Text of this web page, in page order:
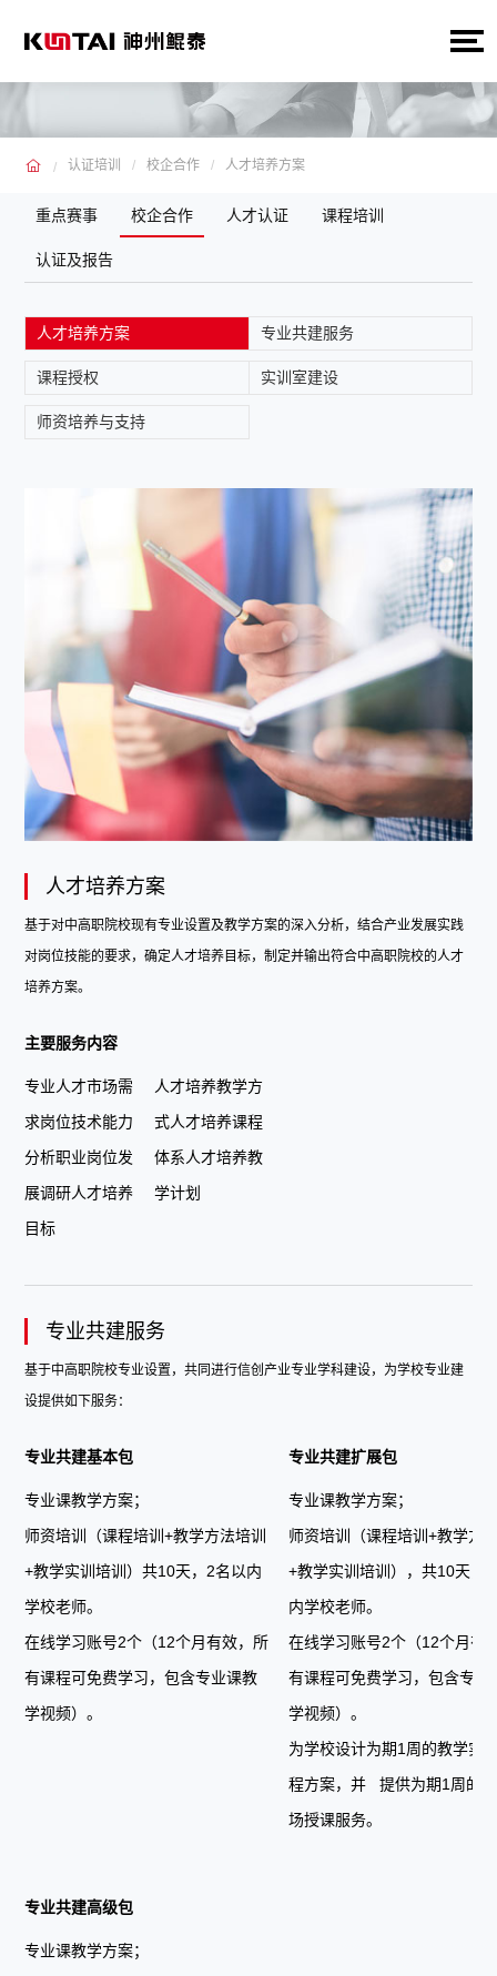
认证培训 校企合作 人才培养方案
重点赛事 校企合作 人才认证 课程培训
认证及报告
人才培养方案 专业共建服务
课程授权 实训室建设
师资培养与支持
人才培养方案
基于对中高职院校现有专业设置及教学方案的深入分析，结合产业发展实践
对岗位技能的要求，确定人才培养目标，制定并输出符合中高职院校的人才
培养方案。
主要服务内容
专业人才市场需
求岗位技术能力
分析职业岗位发
展调研人才培养
目标
人才培养教学方
式人才培养课程
体系人才培养教
学计划
专业共建服务
基于中高职院校专业设置，共同进行信创产业专业学科建设，为学校专业建
设提供如下服务：
专业共建基本包
专业课教学方案；
师资培训（课程培训+教学方法培训
+教学实训培训）共10天，2名以内
学校老师。
在线学习账号2个（12个月有效，所
有课程可免费学习，包含专业课教
学视频）。
专业共建扩展包
专业课教学方案；
师资培训（课程培训+教学方
+教学实训培训），共10天，
内学校老师。
在线学习账号2个（12个月有
有课程可免费学习，包含专业
学视频）。
为学校设计为期1周的教学实
程方案，并 提供为期1周的
场授课服务。
专业共建高级包
专业课教学方案；